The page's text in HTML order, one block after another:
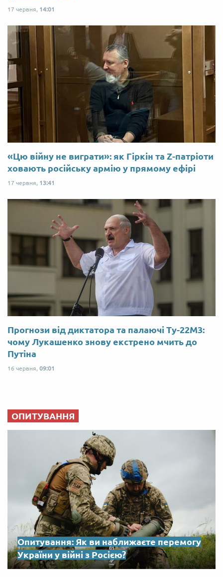
17 червня, 14:01
«Цю війну не виграти»: як Гіркін та Z-патріоти
ховають російську армію у прямому ефірі
17 червня, 13:41
Прогнози від диктатора та палаючі Ту-22М3:
чому Лукашенко знову екстрено мчить до
Путіна
16 червня, 09:01
ОПИТУВАННЯ
Опитування: Як ви наближаєте перемогу
України у війні з Росією?